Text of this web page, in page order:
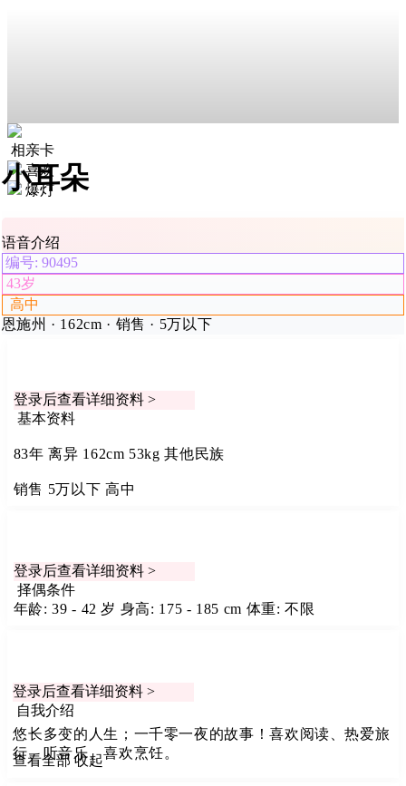
相亲卡
喜欢
爆灯
小耳朵
语音介绍
编号: 90495
43岁
高中
恩施州 · 162cm · 销售 · 5万以下
登录后查看详细资料 >
基本资料
83年离异 162cm 53kg其他民族
销售 5万以下 高中
登录后查看详细资料 >
择偶条件
年龄: 39 - 42 岁 身高: 175 - 185 cm 体重: 不限
登录后查看详细资料 >
自我介绍
悠长多变的人生；一千零一夜的故事！喜欢阅读、热爱旅
行、听音乐、喜欢烹饪。
查看全部收起